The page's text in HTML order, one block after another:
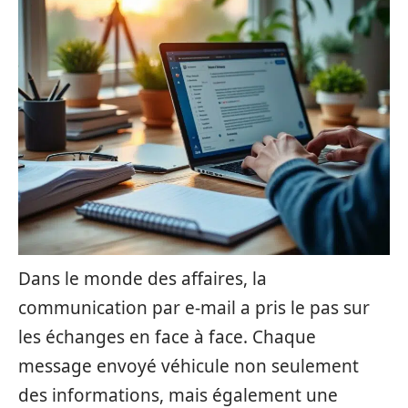
Dans le monde des affaires, la
communication par e-mail a pris le pas sur
les échanges en face à face. Chaque
message envoyé véhicule non seulement
des informations, mais également une